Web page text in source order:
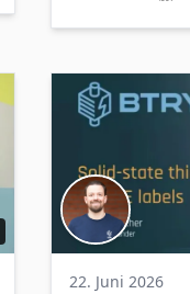
22. Juni 2026